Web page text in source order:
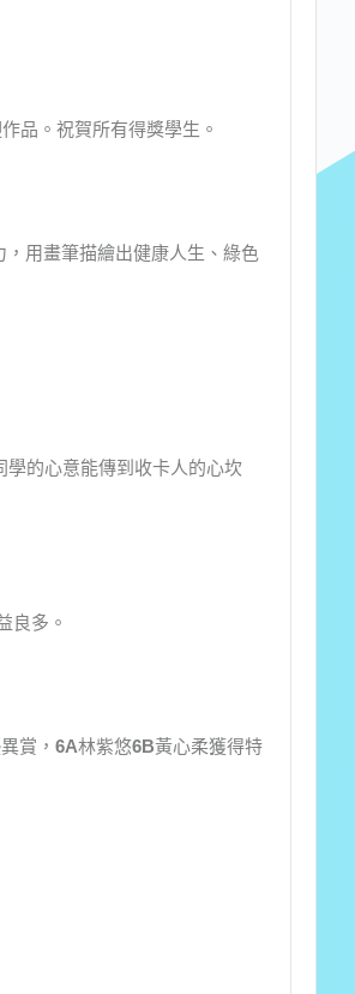
品。祝賀所有得獎學生。
用畫筆描繪出健康人生、綠色
學的心意能傳到收卡人的心坎
良多。
賞， 6A林紫悠6B黃心柔獲得特